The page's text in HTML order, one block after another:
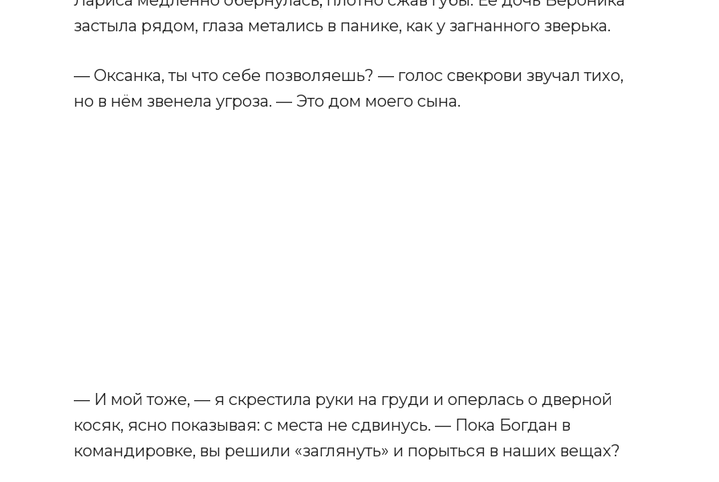
застыла рядом, глаза метались в панике, как у загнанного зверька.
— Оксанка, ты что себе позволяешь? — голос свекрови звучал тихо,
но в нём звенела угроза. — Это дом моего сына.
— И мой тоже, — я скрестила руки на груди и оперлась о дверной
косяк, ясно показывая: с места не сдвинусь. — Пока Богдан в
командировке, вы решили «заглянуть» и порыться в наших вещах?